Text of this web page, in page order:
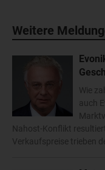
Weitere
Wie
auch
Nahost-Konflikt
Verkaufspreise trieben